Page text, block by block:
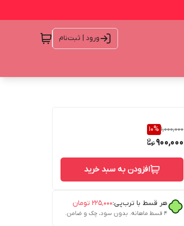
ورود | ثبت‌نام
1,000,000
10%
900,000
افزودن به سبد خرید
هر قسط با ترب‌پی:۲۲۵٬۰۰۰ تومان
۴ قسط ماهانه. بدون سود، چک و ضامن.